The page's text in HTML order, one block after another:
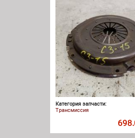
Категория запчасти:
Трансмиссия